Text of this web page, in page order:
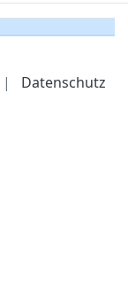
| Datenschutz